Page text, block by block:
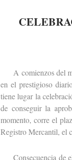
A comienzos del
en el prestigioso
tiene lugar la
de conseguir la
momento, corre el
Registro Mercantil, el
Consecuencia de